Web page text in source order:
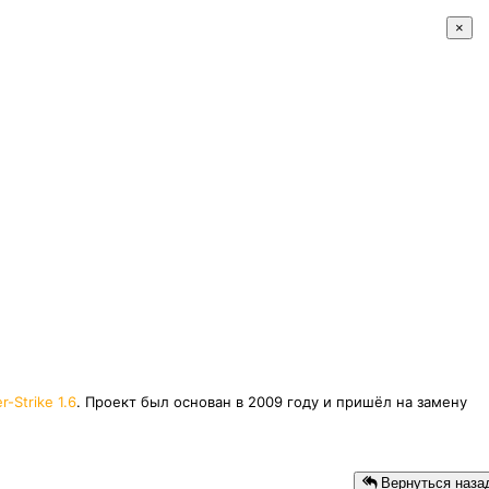
Strike 1.6. Проект был основан в 2009 году и пришёл на замену
Вернуться
×